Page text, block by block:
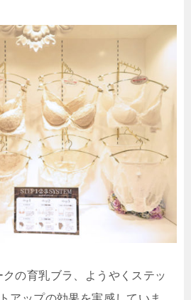
の育乳ブラ、ようやくステッ